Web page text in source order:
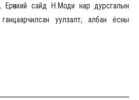
Ерөнхий сайд Н.Моди нар дурсгалын
уулзалт, албан ёсны